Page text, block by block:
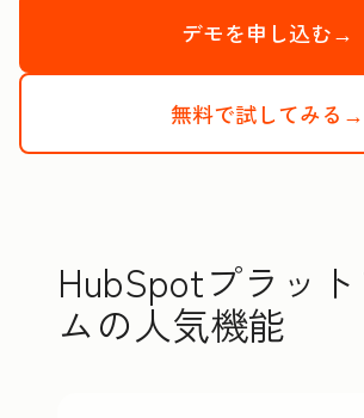
デモを申し込む→
無料で試してみる→
HubSpotプラッ
ムの人気機能